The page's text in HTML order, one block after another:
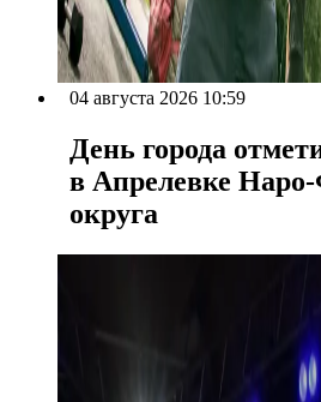
04 августа 2026 10:59
День города
в Апрелевке
округа